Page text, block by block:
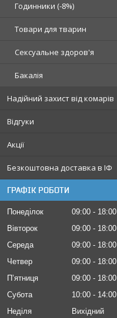
Годинники (-8%)
Товари для тварин
Сексуальне здоров'я
Бакалія
Надійний захист від комарів
Відгуки
Акції
Безкоштовна доставка в ІФ
ГРАФІК РОБОТИ
Понеділок 09:00
18:00
Вівторок
09:00
18:00
Середа
09:00
18:00
Четвер
09:00
18:00
Пʼятниця
09:00
18:00
Субота
10:00
14:00
Неділя
Вихідний